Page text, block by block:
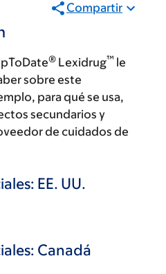
Compartir
® Lexidrug™ le
sobre este
para qué se usa,
secundarios y
de cuidados de
EE. UU.
Canadá